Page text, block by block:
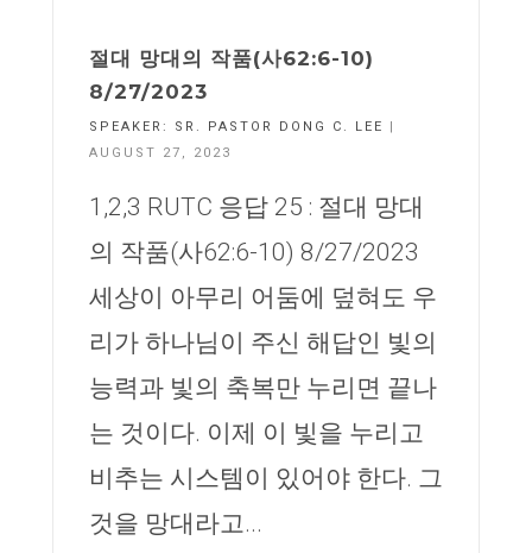
절대 망대의 작품(사62:6-10)
8/27/2023
SPEAKER: SR. PASTOR DONG C. LEE
|
AUGUST 27, 2023
1,2,3 RUTC 응답 25 : 절대 망대
의 작품(사62:6-10) 8/27/2023
세상이 아무리 어둠에 덮혀도 우
리가 하나님이 주신 해답인 빛의
능력과 빛의 축복만 누리면 끝나
는 것이다. 이제 이 빛을 누리고
비추는 시스템이 있어야 한다. 그
것을 망대라고...